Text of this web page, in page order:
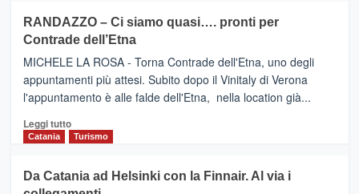
IL
NUOVO
SUMMER
CLUB
VIAGRANDE
(Ct)
–
Benanti
presenta
“Vino
&
Cultura
tappe
RANDAZZO – Ci siamo quasi…. pronti per
Contrade dell’Etna
MICHELE LA ROSA - Torna Contrade dell'Etna, uno degli
appuntamenti più attesi. Subito dopo il Vinitaly di Verona
l'appuntamento è alle falde dell'Etna, nella location già...
Leggi tuttoLeggi
di
RANDAZZO
Catania Turismo
Da Catania ad Helsinki con la Finnair. Al via i